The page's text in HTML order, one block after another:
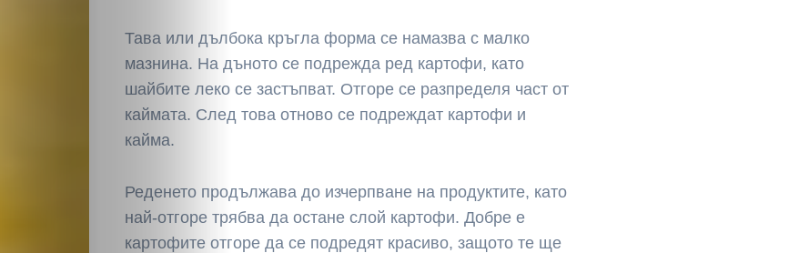
Тава или дълбока кръгла форма се намазва с малко
мазнина. На дъното се подрежда ред картофи, като
шайбите леко се застъпват. Отгоре се разпределя част от
каймата. След това отново се подреждат картофи и
кайма.
Реденето продължава до изчерпване на продуктите, като
най-отгоре трябва да остане слой картофи. Добре е
картофите отгоре да се подредят красиво, защото те ще